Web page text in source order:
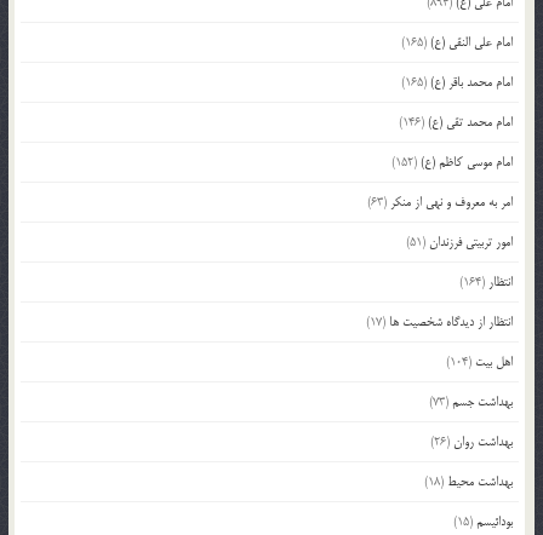
امام علی النقی (ع)(165)
امام محمد باقر (ع)(165)
امام محمد تقی (ع)(146)
امام موسی کاظم (ع)(152)
امر به معروف و نهی از منکر (63)
امور تربیتی فرزندان(51)
انتظار (164)
انتظار از دیدگاه شخصیت ها (17)
اهل بیت (104)
بهداشت جسم(73)
بهداشت روان(26)
بهداشت محیط (18)
بودائیسم(15)